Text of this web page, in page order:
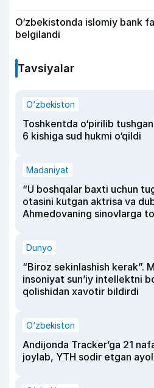
O‘zbekistonda islomiy bank
belgilandi
Tavsiyalar
O‘zbekiston
Toshkentda o‘pirilib
6 kishiga sud hukmi o‘qildi
Madaniyat
“U boshqalar baxti uchun
otasini kutgan aktrisa va
Ahmedovaning sinovlarga
Dunyo
“Biroz sekinlashish kerak”.
insoniyat sun’iy intellektni
qolishidan xavotir bildirdi
O‘zbekiston
Andijonda Tracker’ga 21
joylab, YTH sodir etgan